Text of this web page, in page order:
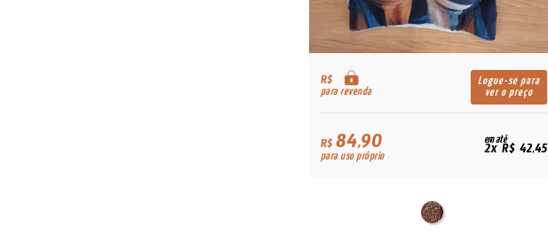
R$
para revenda
Logue-se para
ver o preço
R$84,90
para uso próprio
em até
2x R$ 42,45